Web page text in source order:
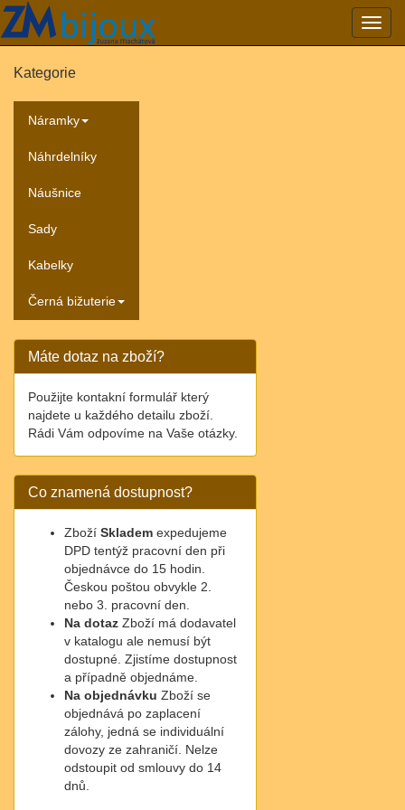
Kategorie
Náramky
Náhrdelníky
Náušnice
Sady
Kabelky
Černá bižuterie
Máte dotaz na zboží?
Použijte kontakní formulář který
najdete u každého detailu zboží.
Rádi Vám odpovíme na Vaše otázky.
Co znamená dostupnost?
Zboží Skladem expedujeme
DPD tentýž pracovní den při
objednávce do 15 hodin.
Českou poštou obvykle 2.
nebo 3. pracovní den.
Na dotaz Zboží má dodavatel
v katalogu ale nemusí být
dostupné. Zjistíme dostupnost
a případně objednáme.
Na objednávku Zboží se
objednává po zaplacení
zálohy, jedná se individuální
dovozy ze zahraničí. Nelze
odstoupit od smlouvy do 14
dnů.